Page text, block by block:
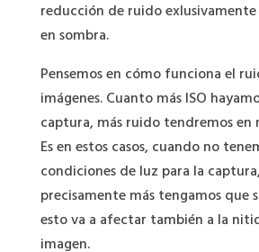
reducción de ruido exlusivamente
en sombra.
Pensemos en cómo funciona el
imágenes. Cuanto más ISO
captura, más ruido tendremos en
Es en estos casos, cuando no
condiciones de luz para la
precisamente más tengamos que
esto va a afectar también a la
imagen.